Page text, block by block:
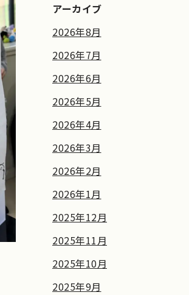
アーカイブ
2026年8月
2026年7月
2026年6月
2026年5月
2026年4月
2026年3月
2026年2月
2026年1月
2025年12月
2025年11月
2025年10月
2025年9月